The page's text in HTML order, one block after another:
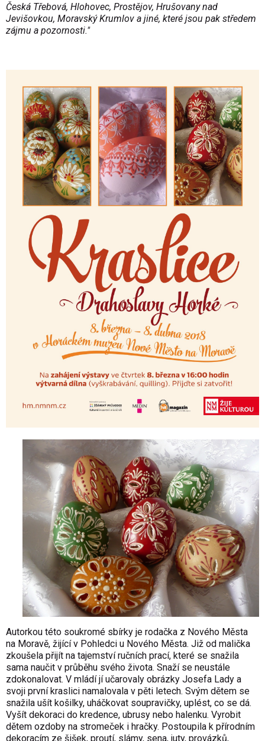
Česká Třebová, Hlohovec, Prostějov, Hrušovany nad
Jevišovkou, Moravský Krumlov a jiné, které jsou pak středem
zájmu a pozornosti."
Autorkou této soukromé sbírky je rodačka z Nového Města
na Moravě, žijící v Pohledci u Nového Města. Již od malička
zkoušela přijít na tajemství ručních prací, které se snažila
sama naučit v průběhu svého života. Snaží se neustále
zdokonalovat. V mládí jí učarovaly obrázky Josefa Lady a
svoji první kraslici namalovala v pěti letech. Svým dětem se
snažila ušít košilky, uháčkovat soupravičky, uplést, co se dá.
Vyšít dekoraci do kredence, ubrusy nebo halenku. Vyrobit
dětem ozdoby na stromeček i hračky. Postoupila k přírodním
dekoracím ze šišek, proutí, slámy, sena, juty, provázků,